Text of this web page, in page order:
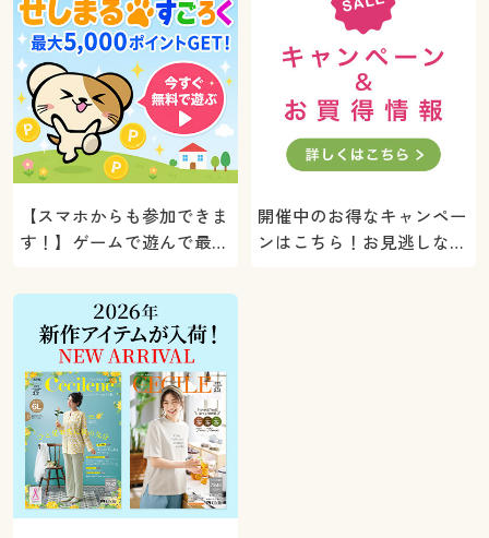
【スマホからも参加できま
す！】ゲームで遊んで最大
ト！
開催中のお得なキャンペー
ンはこちら！お見逃しな